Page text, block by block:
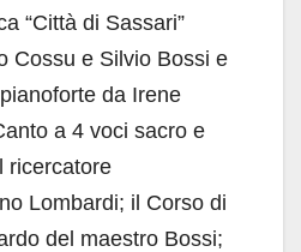
“Città di Sassari”
Cossu e Silvio Bossi e
da Irene
a 4 voci sacro e
ricercatore
Lombardi; il Corso di
del maestro Bossi;